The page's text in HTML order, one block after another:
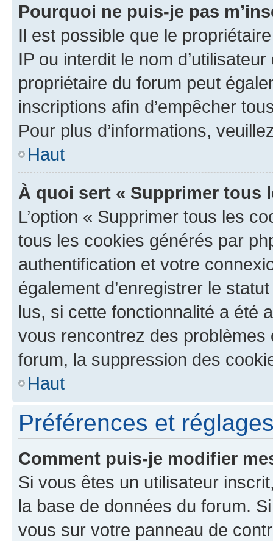
Pourquoi ne puis-je pas
Il est possible que le
IP ou interdit le nom
propriétaire du forum peut
inscriptions afin d’empêcher
Pour plus d’informations,
Haut
À quoi sert « Supprimer tous
L’option « Supprimer tous les
tous les cookies générés par
authentification et votre
également d’enregistrer le
lus, si cette fonctionnalité a été
vous rencontrez des
forum, la suppression des
Haut
Préférences et
Comment puis-je modifier
Si vous êtes un utilisateur
la base de données du forum.
vous sur votre panneau de